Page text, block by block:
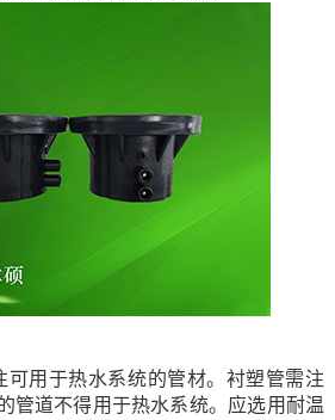
用于热水系统的管材。衬塑管需注
管道不得用于热水系统。应选用耐温